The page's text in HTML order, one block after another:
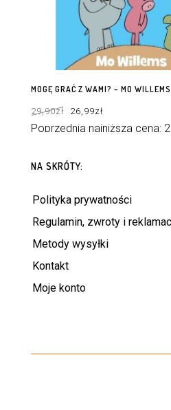
MOGĘ GRAĆ Z WAMI? – MO WILLEMS
29,90zł cena
wynosiła:
29,90zł.
26,99złcena
26,99zł.
Poprzednia najniższa cena:
NA SKRÓTY:
Polityka prywatności
Regulamin, zwroty i
Metody wysyłki
Kontakt
Moje konto